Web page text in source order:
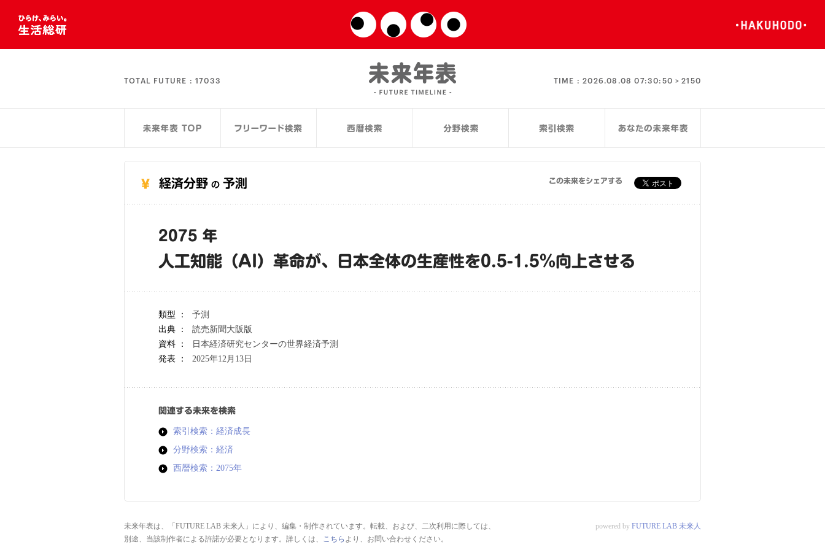
TOTAL FUTURE : 17033 TIME :2026.08.08 07:30:51 > 2150
経済分野 の 予測 この未来をシェアする
2075 年
人工知能（AI）革命が、日本全体の生産性を0.5-1.5％向上させる
類型 ：
予測
出典 ：
読売新聞大阪版
資料 ：
日本経済研究センターの世界経済予測
発表 ：
2025年12月13日
関連する未来を検索
索引検索：経済成長
分野検索：経済
西暦検索：2075年
未来年表は、「FUTURE LAB 未来人」により、編集・制作されています。転載、および、二次利用に際しては、
別途、当該制作者による許諾が必要となります。詳しくは、 こちら より、お問い合わせください。
powered by FUTURE LAB 未来人